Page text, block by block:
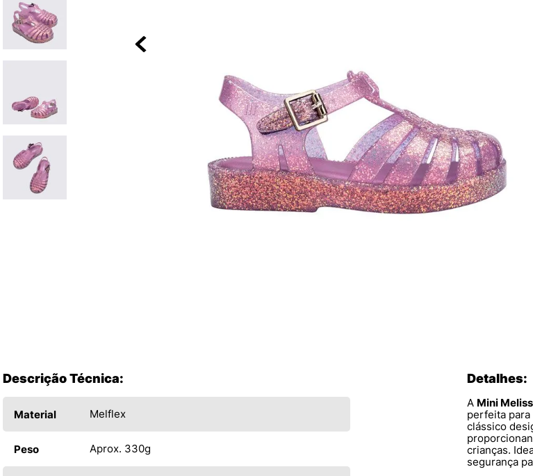
Descrição Técnica:
Material Melflex
Peso Aprox. 330g
Detalhes:
A Mini
perfeita para
clássico
crianças.
segurança